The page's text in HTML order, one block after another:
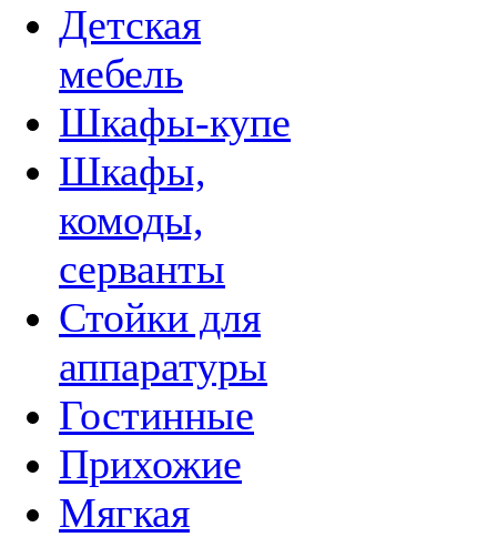
Детская
мебель
Шкафы-купе
Шкафы,
комоды,
серванты
Стойки для
аппаратуры
Гостинные
Прихожие
Мягкая